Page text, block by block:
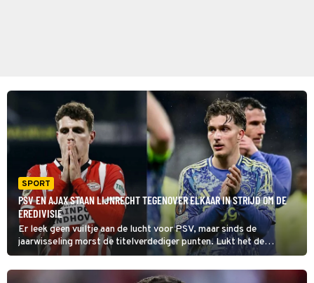
SPORT
PSV EN AJAX STAAN LIJNRECHT TEGENOVER ELKAAR IN STRIJD OM DE
EREDIVISIE
Er leek geen vuiltje aan de lucht voor PSV, maar sinds de
jaarwisseling morst de titelverdediger punten. Lukt het de
Eindhovenaren om dat thuis tegen Ajax recht te zetten? Of lopen
de Amsterdammers juist nog verder uit?